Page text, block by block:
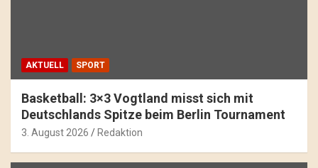
AKTUELL SPORT
Basketball: 3×3 Vogtland misst sich mit
Deutschlands Spitze beim Berlin Tournament
3. August 2026 Redaktion